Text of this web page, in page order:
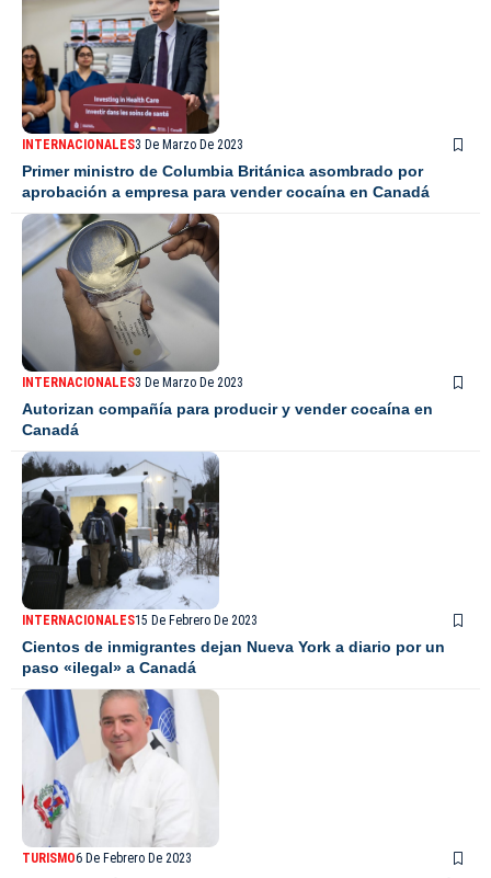
INTERNACIONALES3 De Marzo De 2023
Primer ministro de Columbia Británica asombrado por
aprobación a empresa para vender cocaína en Canadá
INTERNACIONALES3 De Marzo De 2023
Autorizan compañía para producir y vender cocaína en
Canadá
INTERNACIONALES15 De Febrero De 2023
Cientos de inmigrantes dejan Nueva York a diario por un
paso «ilegal» a Canadá
TURISMO6 De Febrero De 2023